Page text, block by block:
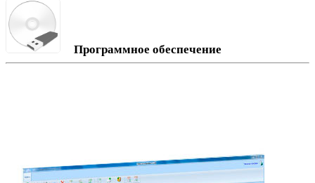
Программное обеспечение